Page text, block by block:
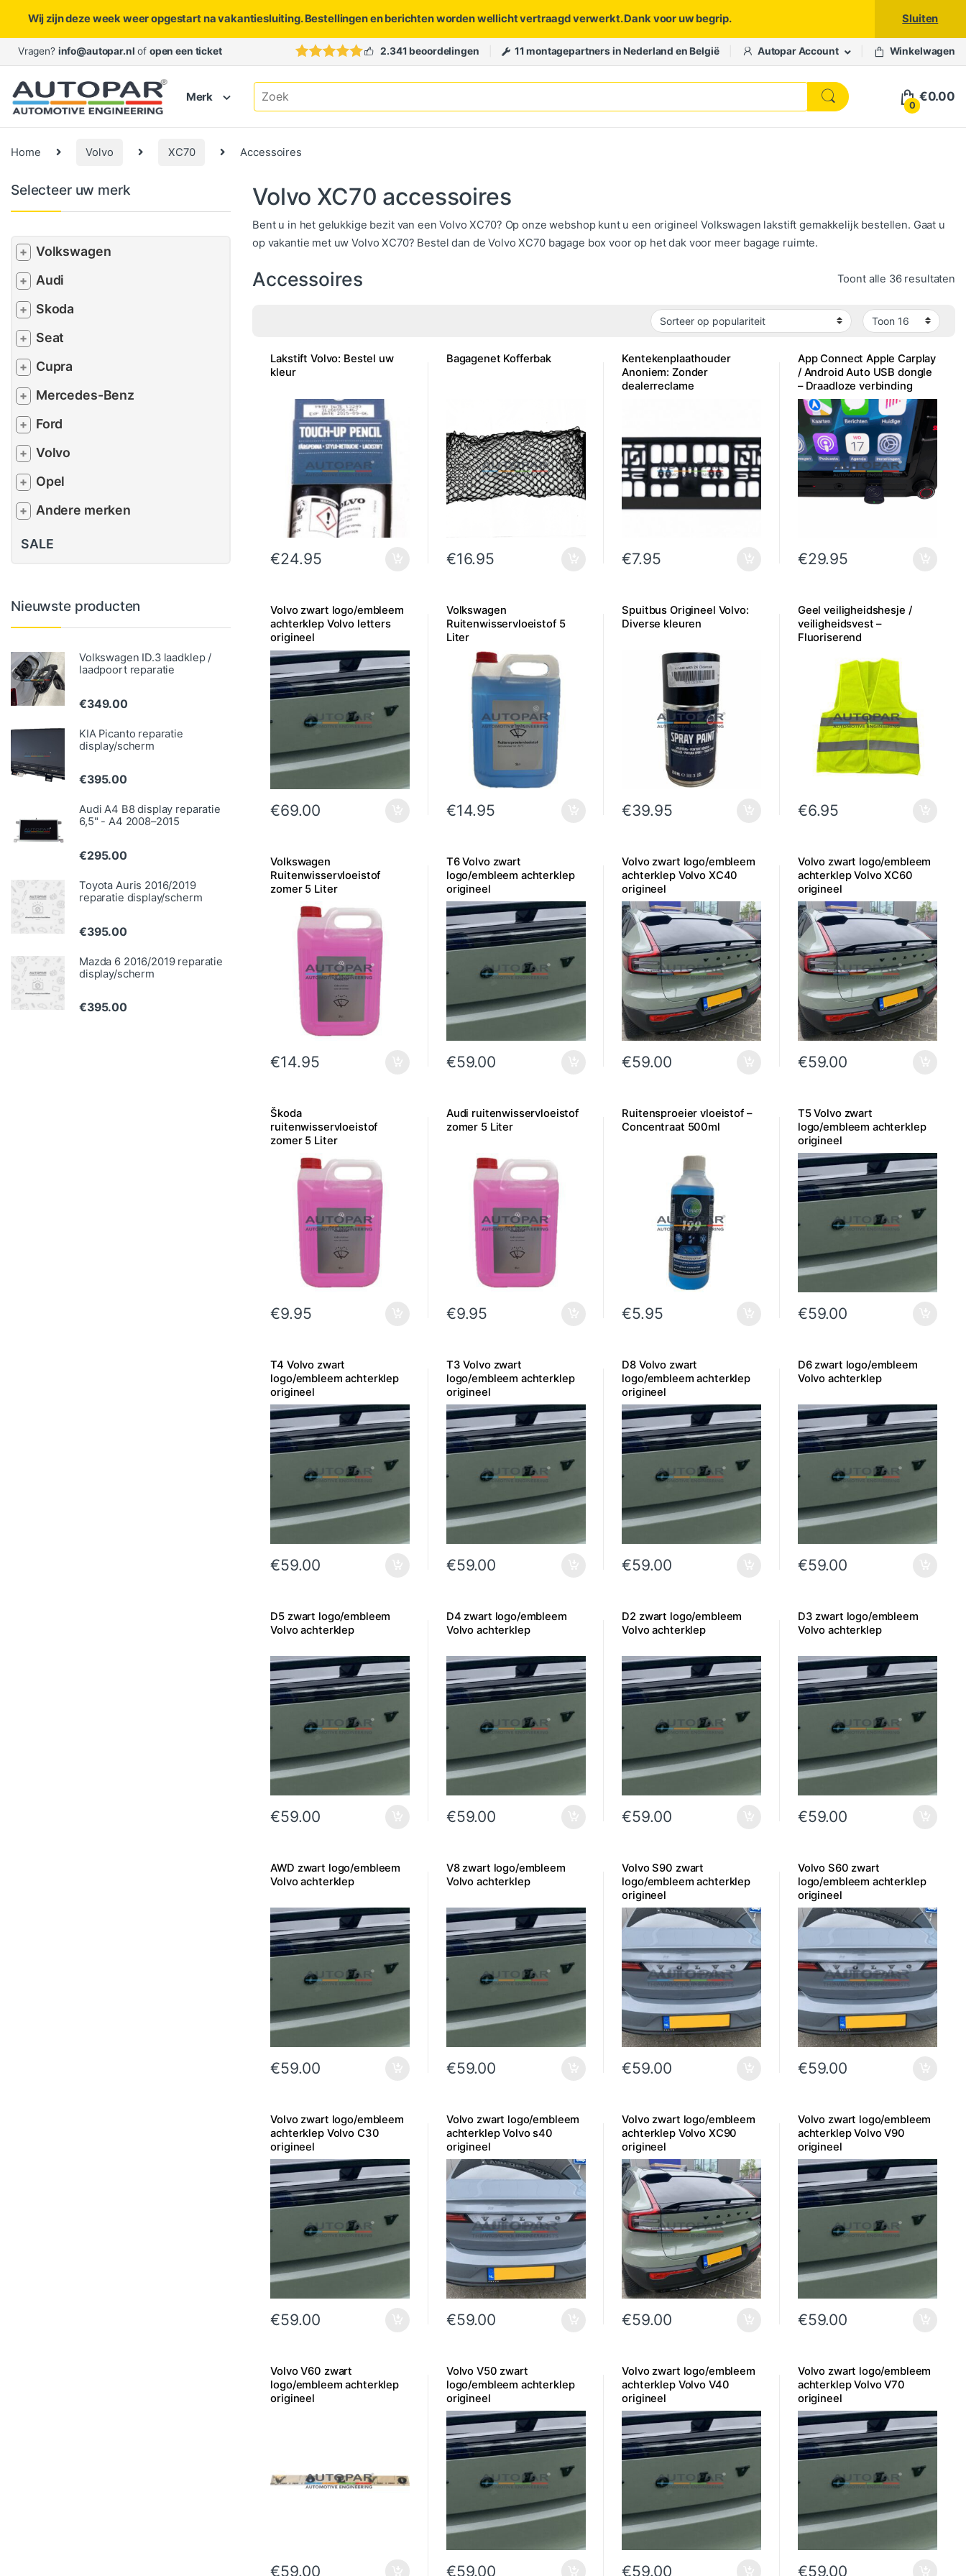
Wij zijn deze week weer opgestart na vakantiesluiting. Bestellingen en berichten worden wellicht vertraagd verwerkt. Dank voor uw begrip. Sluiten
Skip to navigation
Skip to content
Vragen? info@autopar.nl of open een ticket 2.341 beoordelingen 11 montagepartners in Nederland en België Autopar Account Winkelwagen
Merk
Search for:
0
€0.00
Home Volvo XC70 Accessoires
Volvo XC70 accessoires
Bent u in het gelukkige bezit van een Volvo XC70? Op onze webshop kunt u een origineel Volkswagen lakstift gemakkelijk bestellen. Gaat u
op vakantie met uw Volvo XC70? Bestel dan de Volvo XC70 bagage box voor op het dak voor meer bagage ruimte.
Accessoires Toont alle 36 resultaten
Lakstift Volvo: Bestel uw
kleur
€24.95
Bagagenet Kofferbak
€16.95
Kentekenplaathouder
Anoniem: Zonder
dealerreclame
€7.95
App Connect Apple Carplay
/ Android Auto USB dongle
– Draadloze verbinding
Bluetooth
€29.95
Volvo zwart logo/embleem
achterklep Volvo letters
origineel
€69.00
Volkswagen
Ruitenwisservloeistof 5
Liter
€14.95
Spuitbus Origineel Volvo:
Diverse kleuren
€39.95
Geel veiligheidshesje /
veiligheidsvest –
Fluoriserend
€6.95
Volkswagen
Ruitenwisservloeistof
zomer 5 Liter
€14.95
T6 Volvo zwart
logo/embleem achterklep
origineel
€59.00
Volvo zwart logo/embleem
achterklep Volvo XC40
origineel
€59.00
Volvo zwart logo/embleem
achterklep Volvo XC60
origineel
€59.00
Škoda
ruitenwisservloeistof
zomer 5 Liter
€9.95
Audi ruitenwisservloeistof
zomer 5 Liter
€9.95
Ruitensproeier vloeistof –
Concentraat 500ml
€5.95
T5 Volvo zwart
logo/embleem achterklep
origineel
€59.00
T4 Volvo zwart
logo/embleem achterklep
origineel
€59.00
T3 Volvo zwart
logo/embleem achterklep
origineel
€59.00
D8 Volvo zwart
logo/embleem achterklep
origineel
€59.00
D6 zwart logo/embleem
Volvo achterklep
€59.00
D5 zwart logo/embleem
Volvo achterklep
€59.00
D4 zwart logo/embleem
Volvo achterklep
€59.00
D2 zwart logo/embleem
Volvo achterklep
€59.00
D3 zwart logo/embleem
Volvo achterklep
€59.00
AWD zwart logo/embleem
Volvo achterklep
€59.00
V8 zwart logo/embleem
Volvo achterklep
€59.00
Volvo S90 zwart
logo/embleem achterklep
origineel
€59.00
Volvo S60 zwart
logo/embleem achterklep
origineel
€59.00
Volvo zwart logo/embleem
achterklep Volvo C30
origineel
€59.00
Volvo zwart logo/embleem
achterklep Volvo s40
origineel
€59.00
Volvo zwart logo/embleem
achterklep Volvo XC90
origineel
€59.00
Volvo zwart logo/embleem
achterklep Volvo V90
origineel
€59.00
Volvo V60 zwart
logo/embleem achterklep
origineel
€59.00
Volvo V50 zwart
logo/embleem achterklep
origineel
€59.00
Volvo zwart logo/embleem
achterklep Volvo V40
origineel
€59.00
Volvo zwart logo/embleem
achterklep Volvo V70
origineel
€59.00
Selecteer uw merk
+ Volkswagen
+ Audi
+ Skoda
+ Seat
+ Cupra
+ Mercedes-Benz
+ Ford
+ Volvo
+ Opel
+ Andere merken
SALE
Nieuwste producten
Volkswagen ID.3 laadklep /
laadpoort reparatie
€349.00
KIA Picanto reparatie
display/scherm
€395.00
Audi A4 B8 display reparatie
6,5" - A4 2008–2015
€295.00
Toyota Auris 2016/2019
reparatie display/scherm
€395.00
Mazda 6 2016/2019 reparatie
display/scherm
€395.00